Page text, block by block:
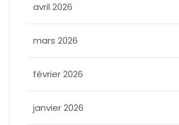
avril 2026
mars 2026
février 2026
janvier 2026